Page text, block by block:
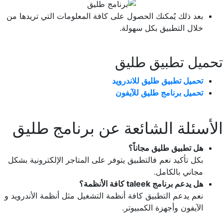
بعد ذلك يُمكنك الحصول على كافة المعلومات التي تريدها من
خلال التطبيق بكل سهولة.
تحميل تطبيق طليق
تحميل تطبيق طليق للاندرويد
تحميل برنامج طليق للآيفون
الأسئلة الشائعة عن برنامج طليق
هل تطبيق طليق مجاناً؟
بكل تأكيد نعم فالتطبيق يتوفر على المتاجر الإلكترونية بشكل
مجاني بالكامل.
هل يدعم برنامج taleek كافة الأنظمة؟
نعم يدعم التطبيق كافة أنظمة التشغيل مثل أنظمة الأندرويد و
الآيفون وأجهزة الكمبيوتر.